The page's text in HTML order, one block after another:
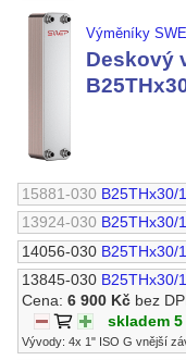
Výměníky
Deskový
15881-030 B25THx30/
13924-030 B25THx30/
14056-030 B25THx30/
13845-030 B25THx30/
Cena:6 900 Kč bez
skladem 5
Vývody: 4x 1" ISO G vnější